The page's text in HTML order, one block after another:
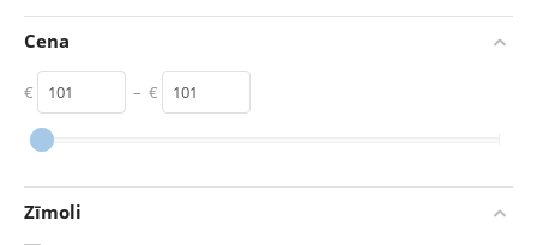
Cena
€ – €
101
Zīmoli